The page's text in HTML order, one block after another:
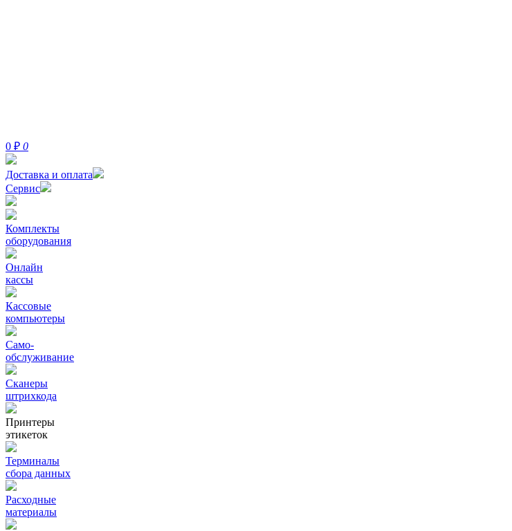
0 ₽ 0
Доставка и оплата
Сервис
Комплекты
оборудования
Онлайн
кассы
Кассовые
компьютеры
Само-
обслуживание
Сканеры
штрихкода
Принтеры
этикеток
Терминалы
сбора данных
Расходные
материалы